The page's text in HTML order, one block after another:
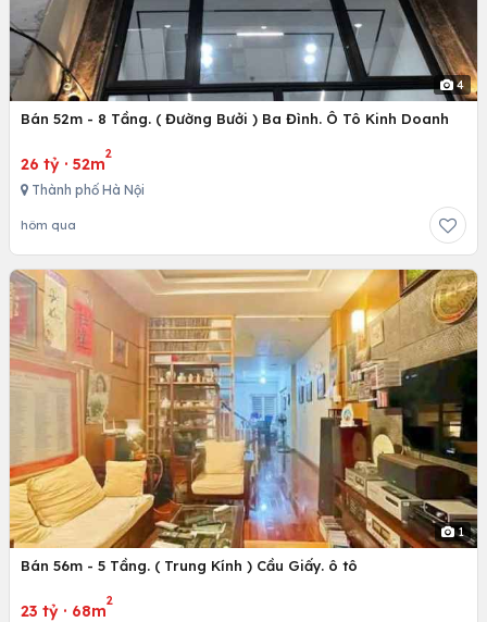
4
Bán 52m - 8 Tầng. ( Đường Bưởi ) Ba Đình. Ô Tô Kinh Doanh
26 tỷ · 52m
2
Thành phố Hà Nội
hôm qua
1
Bán 56m - 5 Tầng. ( Trung Kính ) Cầu Giấy. ô tô
23 tỷ · 68m
2